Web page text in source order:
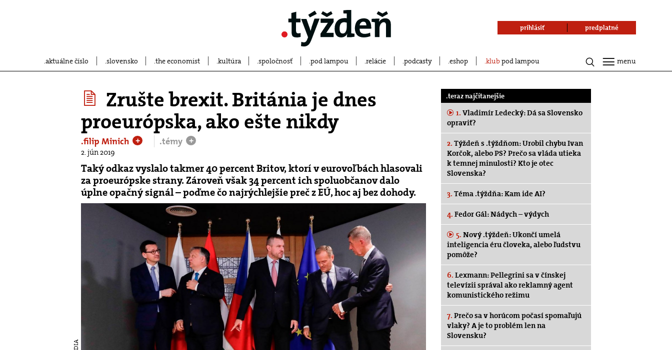
aktuálne číslo slovensko the economist kultúra spoločnosť pod lampou relácie podcasty eshop klubpod lampou
prihlásiť predplatné
menu
Zrušte brexit. Británia je dnes
proeurópska, ako ešte nikdy
.filip Minich + .témy +
2. jún 2019
Taký odkaz vyslalo takmer 40 percent Britov, ktorí v eurovoľbách hlasovali
za proeurópske strany. Zároveň však 34 percent ich spoluobčanov dalo
úplne opačný signál – poďme čo najrýchlejšie preč z EÚ, hoc aj bez dohody.
.teraz najčítanejšie
1. Vladimír Ledecký: Dá sa Slovensko
opraviť?
2. Týždeň s .týždňom: Urobil chybu Ivan
Korčok, alebo PS? Prečo sa vláda utieka
k temnej minulosti? Kto je otec
Slovenska?
3. Téma .týždňa: Kam ide AI?
4. Fedor Gál: Nádych – výdych
5. Nový .týždeň: Ukončí umelá
inteligencia éru človeka, alebo ľudstvu
pomôže?
6. Lexmann: Pellegrini sa v čínskej
televízii správal ako reklamný agent
komunistického režimu
7. Prečo sa v horúcom počasí spomaľujú
vlaky? A je to problém len na
Slovensku?